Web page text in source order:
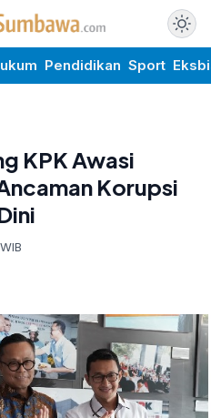
Pendidikan Sport
KPK Awasi
Korupsi